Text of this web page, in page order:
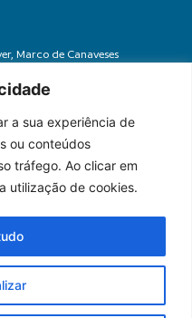
a sua experiência de
ou conteúdos
tráfego. Ao clicar em
utilização de cookies.
Marco de Canaveses